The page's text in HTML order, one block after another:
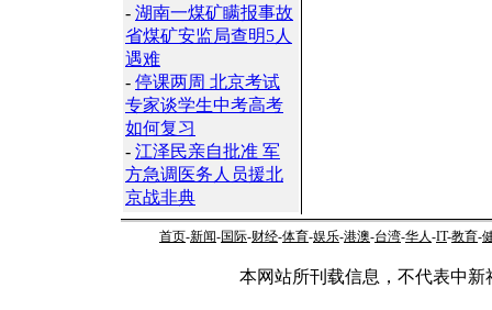
- 湖南一煤矿瞒报事故
省煤矿安监局查明5人
遇难
- 停课两周 北京考试
专家谈学生中考高考
如何复习
- 江泽民亲自批准 军
方急调医务人员援北
京战非典
首页-新闻-国际-财经-体育-娱乐-港澳-台湾-华人-IT-教育-
本网站所刊载信息，不代表中